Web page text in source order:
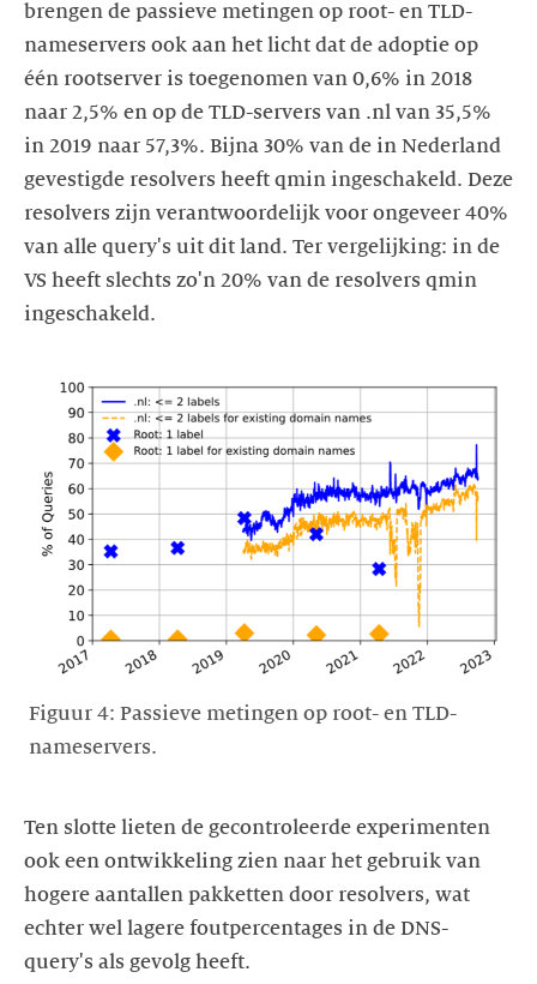
brengen de passieve metingen op root- en TLD-
nameservers ook aan het licht dat de adoptie op
één rootserver is toegenomen van 0,6% in 2018
naar 2,5% en op de TLD-servers van .nl van 35,5%
in 2019 naar 57,3%. Bijna 30% van de in Nederland
gevestigde resolvers heeft qmin ingeschakeld. Deze
resolvers zijn verantwoordelijk voor ongeveer 40%
van alle query's uit dit land. Ter vergelijking: in de
VS heeft slechts zo'n 20% van de resolvers qmin
ingeschakeld.
Figuur 4: Passieve metingen op root- en TLD-
nameservers.
https://images.ctfassets.net/yj8364fopk6s/
Ten slotte lieten de gecontroleerde experimenten
ook een ontwikkeling zien naar het gebruik van
hogere aantallen pakketten door resolvers, wat
echter wel lagere foutpercentages in de DNS-
query's als gevolg heeft.